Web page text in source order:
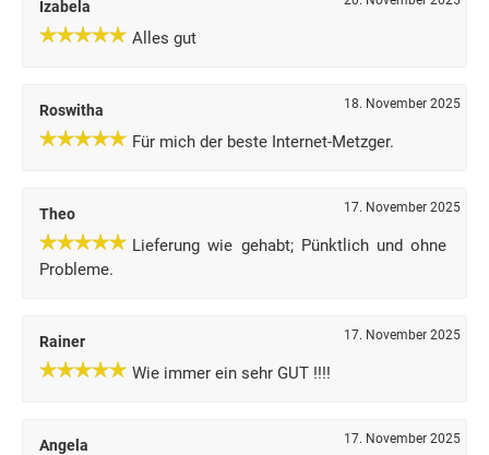
Izabela
Alles gut
Roswitha 18. November 2025
Für mich der beste Internet-Metzger.
Theo 17. November 2025
Lieferung wie gehabt; Pünktlich und ohne
Probleme.
Rainer 17. November 2025
Wie immer ein sehr GUT !!!!
Angela 17. November 2025